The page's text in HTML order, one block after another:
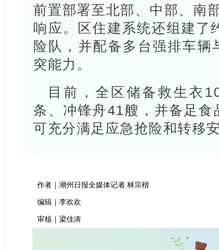
前置部署至北部、中部、南
响应。区住建系统还组建了
险队，并配备多台强排车
突能力。
目前，全区储备救生衣
条、冲锋舟41艘，并备足
可充分满足应急抢险和转移
作者｜潮州日报全媒体记者 林宗楷
编辑｜李欢欢
审核｜梁佳涛